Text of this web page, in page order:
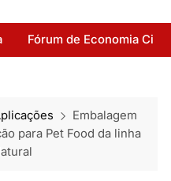
Fórum de Economia
Embalagem
para Pet Food da linha